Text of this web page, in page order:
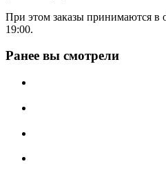
При этом заказы принимаются в
19:00.
Ранее вы смотрели